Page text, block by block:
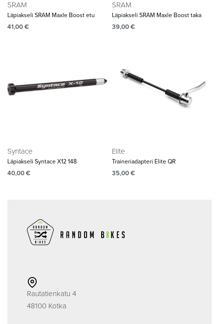
SRAM
Läpiakseli SRAM Maxle Boost etu
41,00€
SRAM
Läpiakseli SRAM Maxle Boost taka
39,00€
Syntace
Läpiakseli Syntace X12 148
40,00€
Elite
Traineriadapteri Elite QR
35,00€
Rautatienkatu 4
48100 Kotka